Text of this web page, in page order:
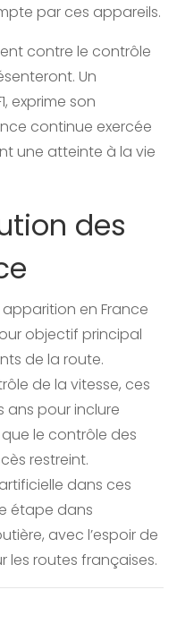
par ces appareils.
contre le contrôle
Un
exprime son
continue exercée
une atteinte à la vie
des
en France
objectif principal
de la route.
de la vitesse, ces
ans pour inclure
le contrôle des
restreint.
dans ces
étape dans
avec l’espoir de
les routes françaises.